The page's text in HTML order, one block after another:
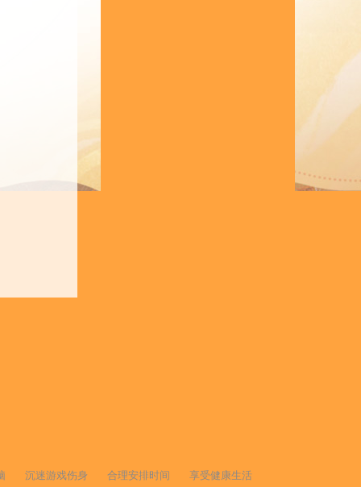
沉迷游戏伤身 合理安排时间 享受健康生活